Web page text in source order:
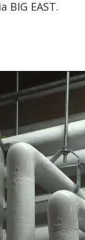
BIG EAST.